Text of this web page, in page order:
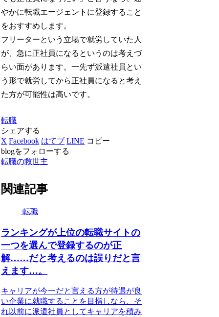
やかに転職エージェントに登録すること
をおすすめします。
フリーターという立場で就労していた人
が、急に正社員になるというのは考えづ
らい面があります。一先ず派遣社員とい
う形で就労してから正社員になると考え
た方が可能性は高いです。
転職
シェアする
X Facebook はてブ LINE コピー
blogをフォローする
転職の救世主
関連記事
転職
ランキングが上位の転職サイトの
一つを選んで登録するのが正
解……だと考えるのは誤りだと言
えます…。
キャリアが今一だと言える方が待遇が良
い企業に就職することを目指しなら、そ
れ以前に派遣社員としてキャリアを積み